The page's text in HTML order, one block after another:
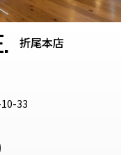
折尾本店
33